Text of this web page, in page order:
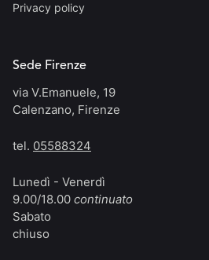
Privacy policy
Sede Firenze
via V.Emanuele, 19
Calenzano, Firenze
tel. 05588324
Lunedì - Venerdì
9.00/18.00 continuato
Sabato
chiuso